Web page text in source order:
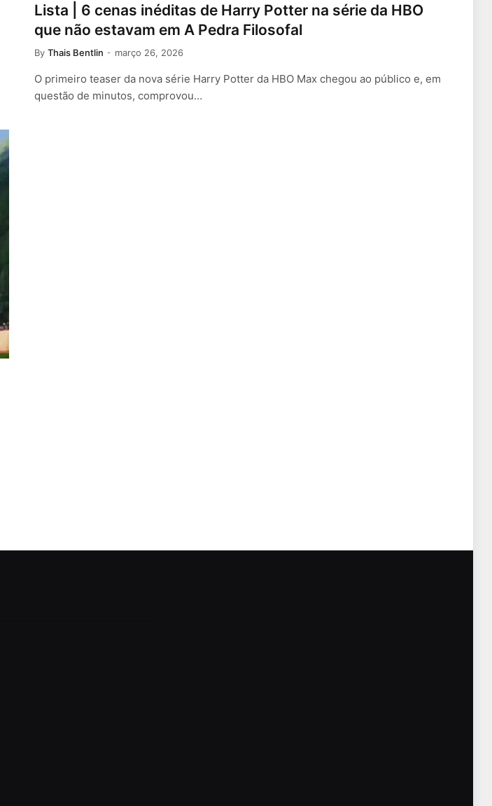
Lista | 6 cenas inéditas de Harry Potter na série da HBO
que não estavam em A Pedra Filosofal
By Thais Bentlin março 26, 2026
O primeiro teaser da nova série Harry Potter da HBO Max chegou ao público e, em
questão de minutos, comprovou…